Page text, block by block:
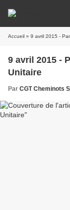
Accueil » 9 avril 2015 -
9 avril 2015 -
Unitaire
Par CGT Cheminots